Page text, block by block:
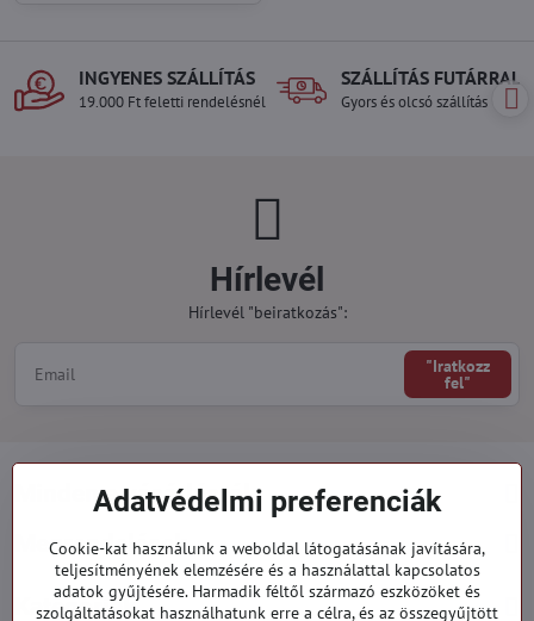
INGYENES SZÁLLÍTÁS
19.000 Ft feletti rendelésnél
SZÁLLÍTÁS FUTÁRRAL
Gyors és olcsó szállítás
Hírlevél
Hírlevél "beiratkozás":
"Iratkozz
fel"
Minden a vásárlásról
Megrendelések
Kategóriák
Adatvédelmi preferenciák
Cookie-kat használunk a weboldal látogatásának javítására,
teljesítményének elemzésére és a használattal kapcsolatos
adatok gyűjtésére. Harmadik féltől származó eszközöket és
szolgáltatásokat használhatunk erre a célra, és az összegyűjtött